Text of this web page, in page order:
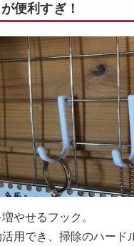
便利すぎ！
やせるフック。
用でき、掃除のハード